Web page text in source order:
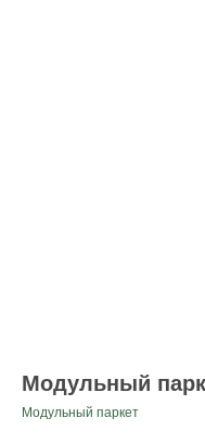
Модульный
Модульный паркет